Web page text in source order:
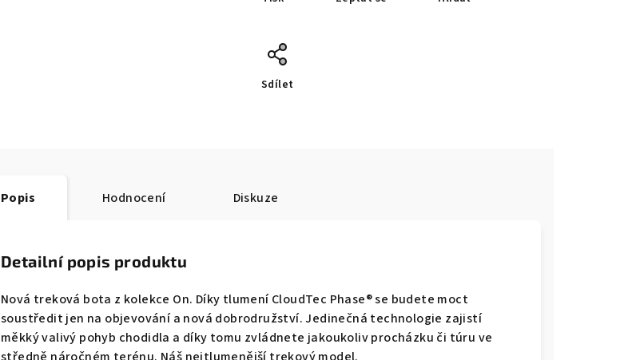
Sdílet
Popis Hodnocení Diskuze
Detailní popis produktu
Nová treková bota z kolekce On. Díky tlumení CloudTec Phase® se budete moct
soustředit jen na objevování a nová dobrodružství. Jedinečná technologie zajistí
měkký valivý pohyb chodidla a díky tomu zvládnete jakoukoliv procházku či túru ve